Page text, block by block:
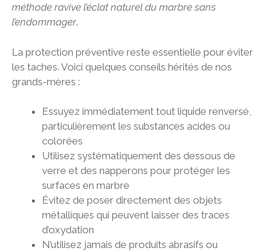
méthode ravive l’éclat naturel du marbre sans
l’endommager.
La protection préventive reste essentielle pour éviter
les taches. Voici quelques conseils hérités de nos
grands-mères :
Essuyez immédiatement tout liquide renversé,
particulièrement les substances acides ou
colorées
Utilisez systématiquement des dessous de
verre et des napperons pour protéger les
surfaces en marbre
Évitez de poser directement des objets
métalliques qui peuvent laisser des traces
d’oxydation
N’utilisez jamais de produits abrasifs ou